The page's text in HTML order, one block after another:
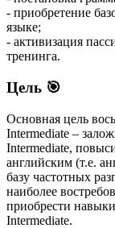
- приобретение
языке;
- активизация
тренинга.
Цель 🎯
Основная цель
Intermediate –
Intermediate,
английским (т.е.
базу частотных
наиболее
приобрести
Intermediate.